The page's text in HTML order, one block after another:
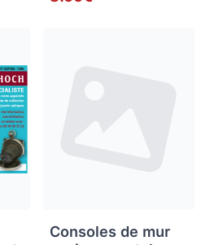
Consoles de mur